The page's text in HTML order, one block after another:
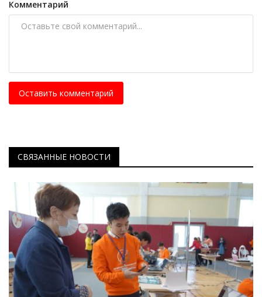
Комментарий
Оставить комментарий
СВЯЗАННЫЕ НОВОСТИ